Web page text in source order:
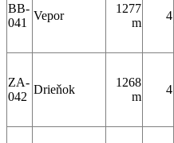
BB-
041
Vepor
1277
m
4
ZA-
042
Drieňok
1268
m
4